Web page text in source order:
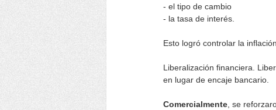
- el tipo de cambio
- la tasa de interés.
Esto logró controlar la
Liberalización financiera.
en lugar de encaje bancario.
Comercialmente, se